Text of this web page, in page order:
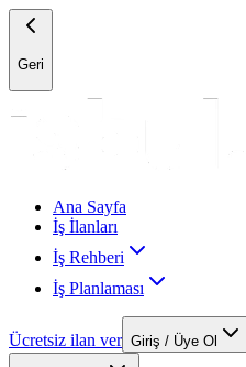
Geri
Ana Sayfa
İş İlanları
İş Rehberi
İş Planlaması
Ücretsiz ilan ver Giriş / Üye Ol